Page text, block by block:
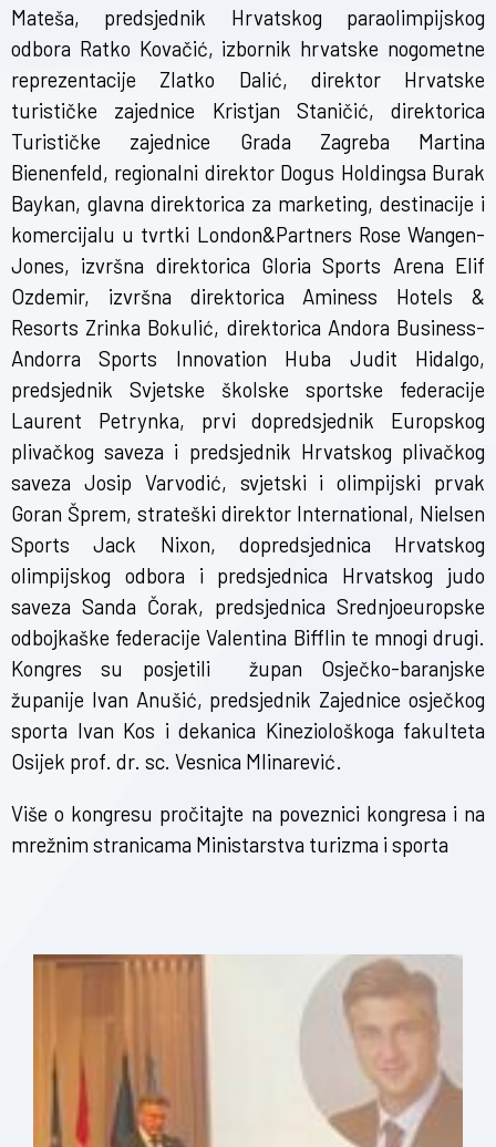
Mateša, predsjednik Hrvatskog paraolimpijskog
odbora Ratko Kovačić, izbornik hrvatske nogometne
reprezentacije Zlatko Dalić, direktor Hrvatske
turističke zajednice Kristjan Staničić, direktorica
Turističke zajednice Grada Zagreba Martina
Bienenfeld, regionalni direktor Dogus Holdingsa Burak
Baykan, glavna direktorica za marketing, destinacije i
komercijalu u tvrtki London&Partners Rose Wangen-
Jones, izvršna direktorica Gloria Sports Arena Elif
Ozdemir, izvršna direktorica Aminess Hotels &
Resorts Zrinka Bokulić, direktorica Andora Business-
Andorra Sports Innovation Huba Judit Hidalgo,
predsjednik Svjetske školske sportske federacije
Laurent Petrynka, prvi dopredsjednik Europskog
plivačkog saveza i predsjednik Hrvatskog plivačkog
saveza Josip Varvodić, svjetski i olimpijski prvak
Goran Šprem, strateški direktor International, Nielsen
Sports Jack Nixon, dopredsjednica Hrvatskog
olimpijskog odbora i predsjednica Hrvatskog judo
saveza Sanda Čorak, predsjednica Srednjoeuropske
odbojkaške federacije Valentina Bifflin te mnogi drugi.
Kongres su posjetili župan Osječko-baranjske
županije Ivan Anušić, predsjednik Zajednice osječkog
sporta Ivan Kos i dekanica Kineziološkoga fakulteta
Osijek prof. dr. sc. Vesnica Mlinarević.
Više o kongresu pročitajte na poveznici kongresa i na
mrežnim stranicama Ministarstva turizma i sporta